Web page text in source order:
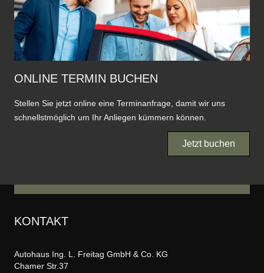
ONLINE TERMIN BUCHEN
Stellen Sie jetzt online eine Terminanfrage, damit wir uns
schnellstmöglich um Ihr Anliegen kümmern können.
Jetzt buchen
KONTAKT
Autohaus Ing. L. Freitag GmbH & Co. KG
Chamer Str.37